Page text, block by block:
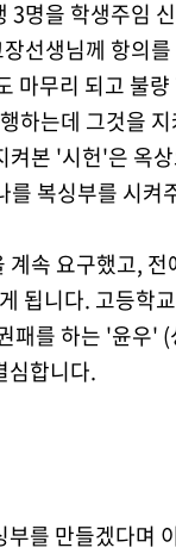
3명을 학생주임
선생님께 항의
마무리 되고 불
하는데 그것을
본 '시헌'은 옥
복싱부를 시켜
속 요구했고,
됩니다. 고등학
패를 하는 '윤우'
심합니다.
를 만들겠다며